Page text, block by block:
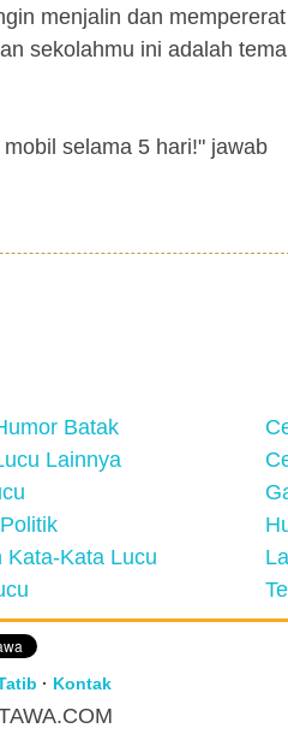
menjalin dan mempererat
sekolahmu ini adalah
selama 5 hari!" jawab
Batak
Lainnya
Kata-Kata Lucu
· Kontak